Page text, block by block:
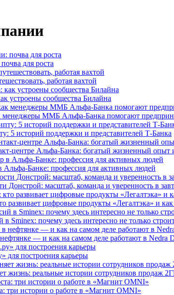
для роста
работая вахтой
устроены сообщества Билайна
менеджеры ММБ Альфа-Банка помогают
5 историй поддержки и представителей Т-Банка
центре Альфа-Банка: богатый жизненный опыт
Банке: профессия для активных людей
Донстрой: масштаб, команда и уверенность в
развивает цифровые продукты «Легалтэка» и как
Sminex: почему здесь интересно не только
— и как на самом деле работают в Nedra
для построения карьеры
жизнь: реальные истории сотрудников продаж
три истории о работе в «Магнит OMNI»